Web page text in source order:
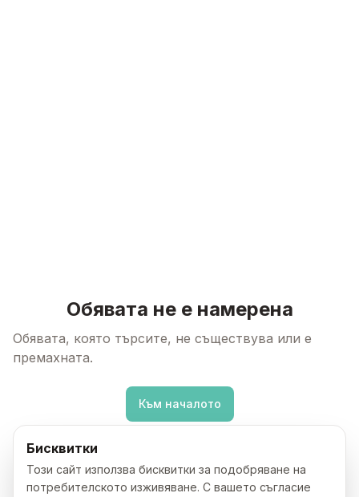
Обявата не е намерена
Обявата, която търсите, не съществува или е
премахната.
Към началото
Бисквитки
Този сайт използва бисквитки за подобряване на
потребителското изживяване. С вашето съгласие